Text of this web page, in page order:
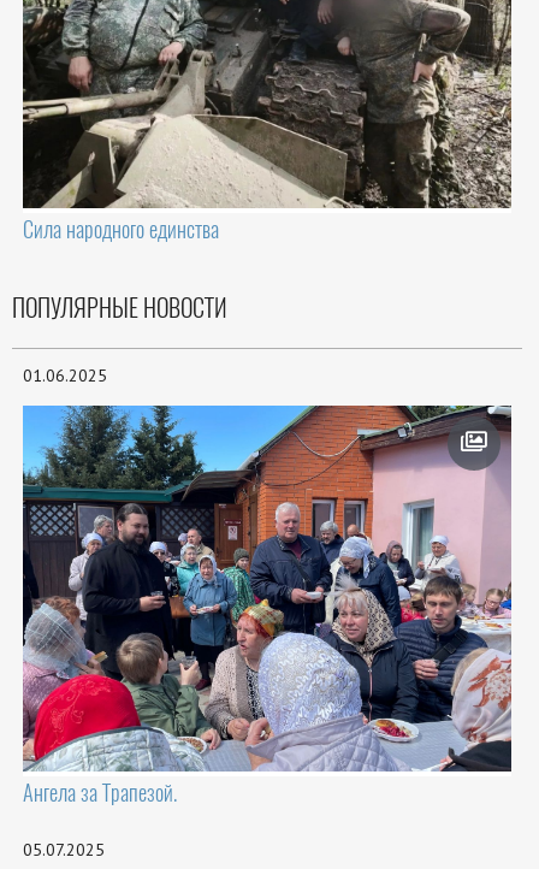
Сила народного единства
ПОПУЛЯРНЫЕ НОВОСТИ
01.06.2025
Ангела за Трапезой.
05.07.2025